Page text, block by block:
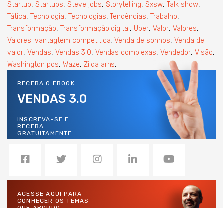
Startup, Startups, Steve jobs, Storytelling, Sxsw, Talk show,
Tática, Tecnologia, Tecnologias, Tendências, Trabalho,
Transformação, Transformação digital , Uber, Valor, Valores,
Valores; vantagtem competitica, Venda de sonhos, Venda de
valor, Vendas, Vendas 3.0, Vendas complexas, Vendedor, Visão,
Washington pos, Waze, Zilda arns,
RECEBA O EBOOK
VENDAS 3.0
INSCREVA-SE E
RECEBA
GRATUITAMENTE
ACESSE AQUI PARA
CONHECER OS TEMAS